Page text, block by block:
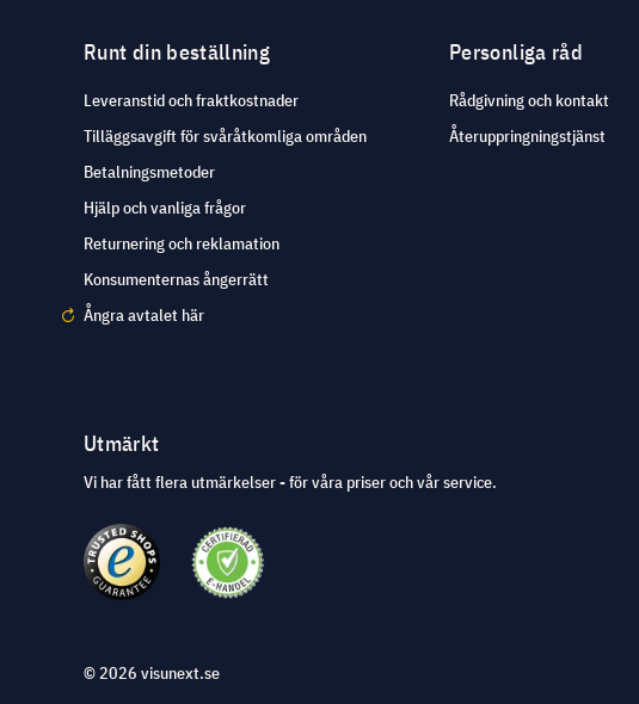
Runt din beställning
Leveranstid och fraktkostnader
Tilläggsavgift för svåråtkomliga områden
Betalningsmetoder
Hjälp och vanliga frågor
Returnering och reklamation
Konsumenternas ångerrätt
Ångra avtalet här
Personliga råd
Rådgivning och kontakt
Återuppringningstjänst
Utmärkt
Vi har fått flera utmärkelser - för våra priser och vår service.
© 2026 visunext.se